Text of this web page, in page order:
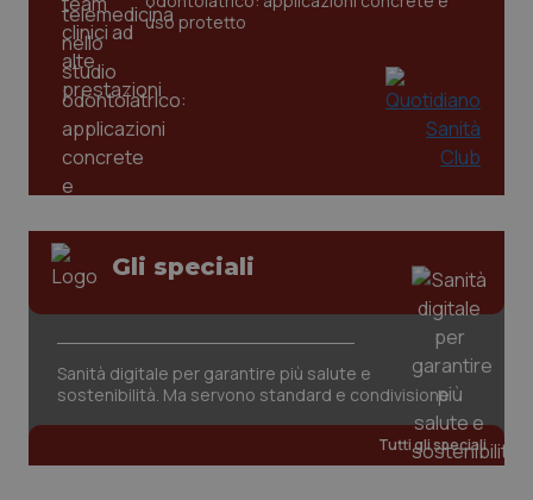
uso protetto
Gli speciali
Sanità digitale per garantire più salute e
sostenibilità. Ma servono standard e condivisione
Tutti gli speciali
CookieScriptConsent
www.quotidianosanita.it